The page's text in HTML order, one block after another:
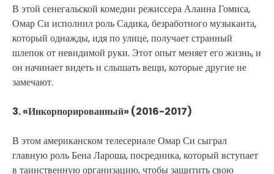
В этой сенегальской комедии режиссера Алаина Гомиса,
Омар Си исполнил роль Садика, безработного музыканта,
который однажды, идя по улице, получает странный
шлепок от невидимой руки. Этот опыт меняет его жизнь, и
он начинает видеть и слышать вещи, которые другие не
замечают.
3. «Инкорпорированный» (2016-2017)
В этом американском телесериале Омар Си сыграл
главную роль Бена Лароша, посредника, который вступает
в таинственную организацию, чтобы защитить свою